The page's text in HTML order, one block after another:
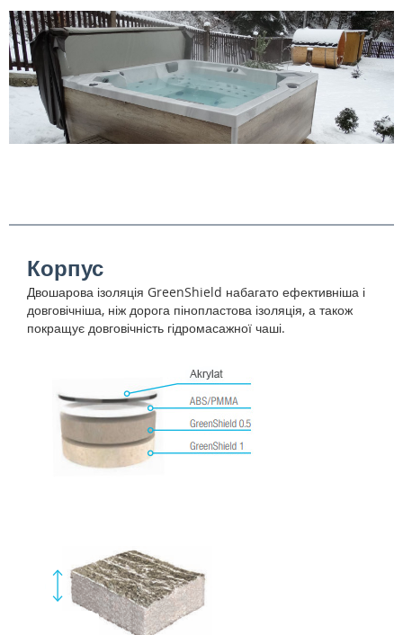
Корпус
Двошарова ізоляція GreenShield набагато ефективніша і
довговічніша, ніж дорога пінопластова ізоляція, а також
покращує довговічність гідромасажної чаші.